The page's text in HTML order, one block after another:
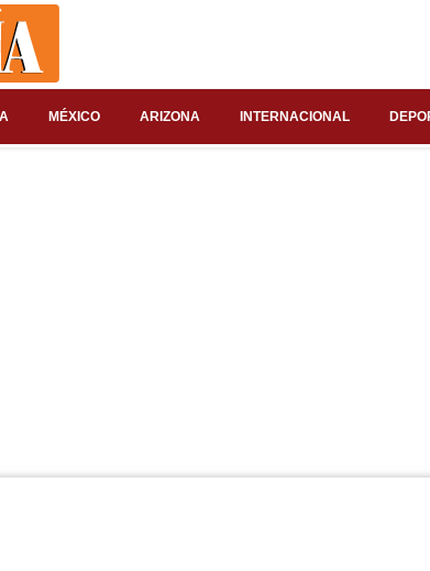
MÉXICO ARIZONA INTERNACIONAL